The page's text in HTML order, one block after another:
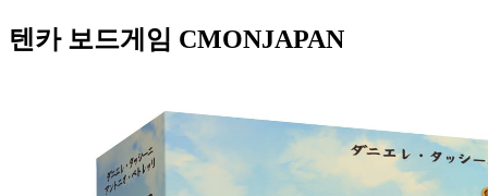
텐카 보드게임 CMONJAPAN